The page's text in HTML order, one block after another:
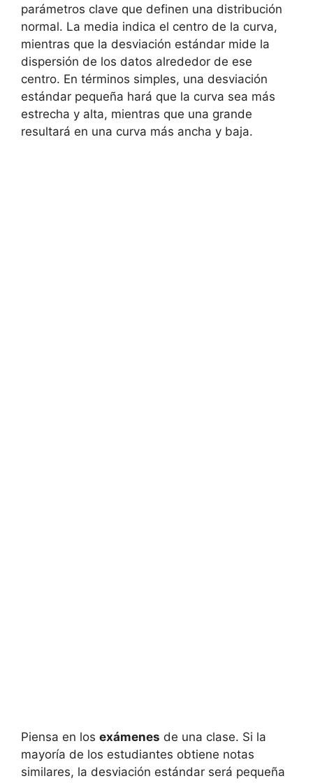
parámetros clave que definen una distribución
normal. La media indica el centro de la curva,
mientras que la desviación estándar mide la
dispersión de los datos alrededor de ese
centro. En términos simples, una desviación
estándar pequeña hará que la curva sea más
estrecha y alta, mientras que una grande
resultará en una curva más ancha y baja.
Piensa en los exámenes de una clase. Si la
mayoría de los estudiantes obtiene notas
similares, la desviación estándar será pequeña